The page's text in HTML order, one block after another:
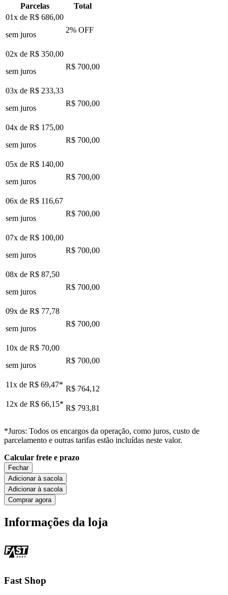
Parcelas
Total
01x de R$ 686,00
sem juros
2% OFF
02x de R$ 350,00
sem juros
R$ 700,00
03x de R$ 233,33
sem juros
R$ 700,00
04x de R$ 175,00
sem juros
R$ 700,00
05x de R$ 140,00
sem juros
R$ 700,00
06x de R$ 116,67
sem juros
R$ 700,00
07x de R$ 100,00
sem juros
R$ 700,00
08x de R$ 87,50
sem juros
R$ 700,00
09x de R$ 77,78
sem juros
R$ 700,00
10x de R$ 70,00
sem juros
R$ 700,00
11x de R$ 69,47* R$ 764,12
12x de R$ 66,15* R$ 793,81
*Juros: Todos os encargos da operação, como juros, custo de
parcelamento e outras tarifas estão incluídas neste valor.
Calcular frete e prazo
Fechar
Adicionar à sacola
Adicionar à sacola
Comprar agora
Informações da loja
Fast Shop